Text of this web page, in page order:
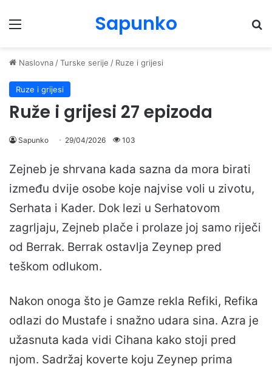
Menu Sapunko
Naslovna /Turske serije / Ruze i grijesi
Ruze i grijesi
Ruže i grijesi 27 epizoda
Sapunko 29/04/2026 103
Zejneb je shrvana kada sazna da mora birati
između dvije osobe koje najvise voli u zivotu,
Serhata i Kader. Dok lezi u Serhatovom
zagrljaju, Zejneb plače i prolaze joj samo riječi
od Berrak. Berrak ostavlja Zeynep pred
teškom odlukom.
Nakon onoga što je Gamze rekla Refiki, Refika
odlazi do Mustafe i snažno udara sina. Azra je
užasnuta kada vidi Cihana kako stoji pred
njom. Sadržaj koverte koju Zeynep prima